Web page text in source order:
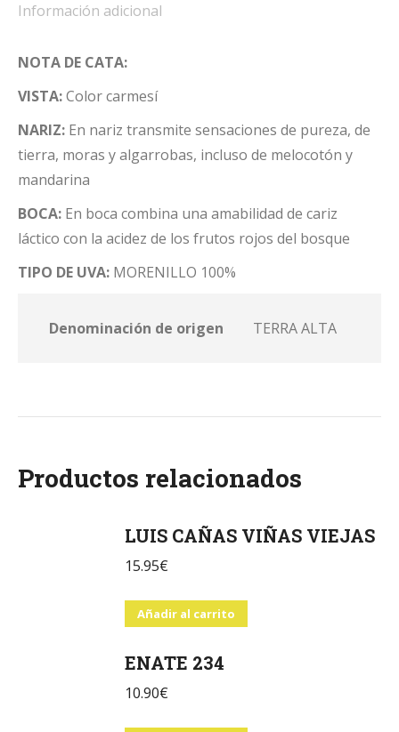
Información adicional
NOTA DE CATA:
VISTA:Color carmesí
NARIZ: En nariz transmite sensaciones de pureza, de
tierra, moras y algarrobas, incluso de melocotón y
mandarina
BOCA: En boca combina una amabilidad de cariz
láctico con la acidez de los frutos rojos del bosque
TIPO DE UVA: MORENILLO 100%
Denominación de origen TERRA ALTA
Productos relacionados
LUIS CAÑAS VIÑAS VIEJAS
15.95€
Añadir al carrito
ENATE 234
10.90€